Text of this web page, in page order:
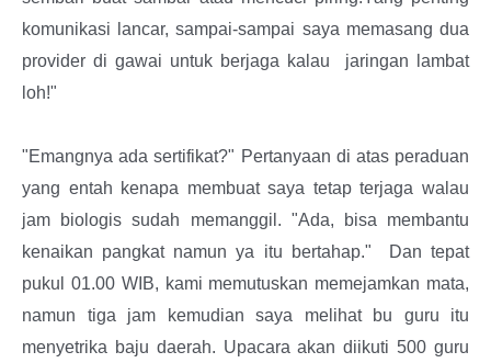
komunikasi lancar, sampai-sampai saya memasang dua
provider di gawai untuk berjaga kalau jaringan lambat
loh!"
"Emangnya ada sertifikat?" Pertanyaan di atas peraduan
yang entah kenapa membuat saya tetap terjaga walau
jam biologis sudah memanggil. "Ada, bisa membantu
kenaikan pangkat namun ya itu bertahap." Dan tepat
pukul 01.00 WIB, kami memutuskan memejamkan mata,
namun tiga jam kemudian saya melihat bu guru itu
menyetrika baju daerah. Upacara akan diikuti 500 guru